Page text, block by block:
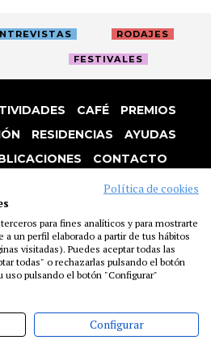
RODAJES
FESTIVALES
CAFÉ
PREMIOS
RESIDENCIAS
AYUDAS
CONTACTO
COOKIES
Política de cookies
para fines analíticos y para mostrarte
a un perfil elaborado a partir de tus hábitos
visitadas). Puedes aceptar todas las
todas" o rechazarlas pulsando el botón
uso pulsando el botón "Configurar"
Configurar